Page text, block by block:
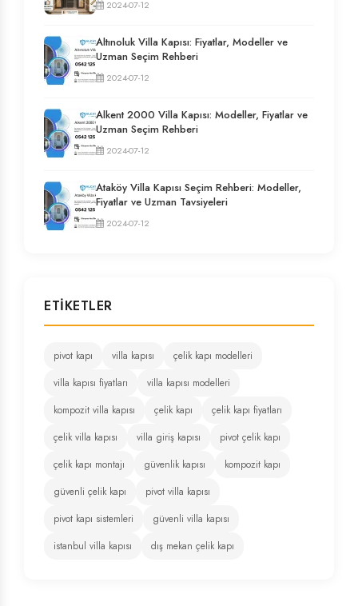
2024-07-12
Altınoluk Villa Kapısı: Fiyatlar, Modeller ve
Uzman Seçim Rehberi
2024-07-12
Alkent 2000 Villa Kapısı: Modeller, Fiyatlar ve
Uzman Seçim Rehberi
2024-07-12
Ataköy Villa Kapısı Seçim Rehberi: Modeller,
Fiyatlar ve Uzman Tavsiyeleri
2024-07-12
ETIKETLER
pivot kapı villa kapısı
çelik kapı modelleri
villa kapısı fiyatları
villa kapısı modelleri
kompozit villa kapısı
çelik kapı
çelik kapı fiyatları
çelik villa kapısı
villa giriş kapısı
pivot çelik kapı
çelik kapı montajı
güvenlik kapısı
kompozit kapı
güvenli çelik kapı
pivot villa kapısı
pivot kapı sistemleri
güvenli villa kapısı
istanbul villa kapısı
dış mekan çelik kapı